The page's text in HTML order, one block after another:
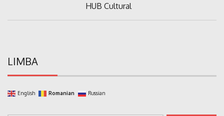
Previous
Post:
HUB Cultural
LIMBA
English Romanian Russian